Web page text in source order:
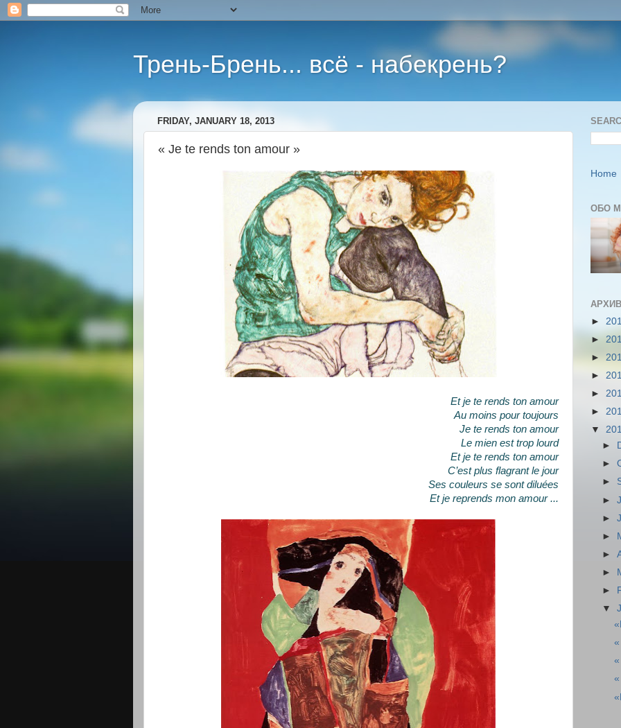
Трень-Брень... всё - набекрень?
FRIDAY, JANUARY 18, 2013
« Je te rends ton amour »
Et je te rends ton amour
Au moins pour toujours
Je te rends ton amour
Le mien est trop lourd
Et je te rends ton amour
C’est plus flagrant le jour
Ses couleurs se sont diluées
Et je reprends mon amour ...
Home
ОБО
►
►
►
►
►
►
▼
►
►
►
►
►
►
►
►
►
▼
«